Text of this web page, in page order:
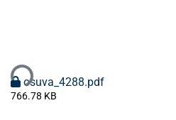
osuva_4288.pdf
766.78 KB